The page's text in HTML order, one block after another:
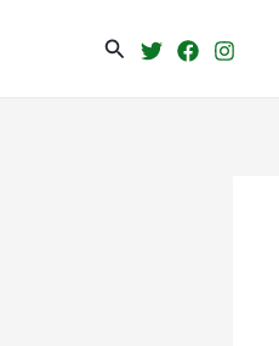
Search